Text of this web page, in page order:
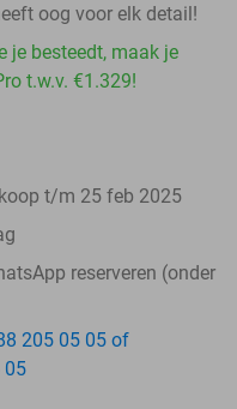
oog voor elk detail!
je besteedt, maak je
t.w.v. €1.329!
t/m 25 feb 2025
reserveren (onder
205 05 05 of
05